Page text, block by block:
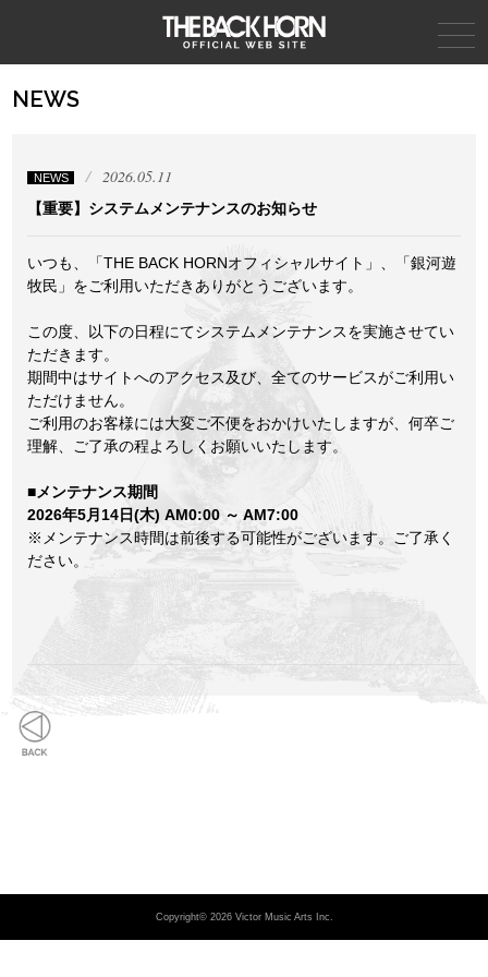
THE BACK HORN
NEWS
NEWS 2026.05.11
【重要】システムメンテナンスのお知らせ
いつも、「THE BACK HORNオフィシャルサイト」、「銀河遊
牧民」をご利用いただきありがとうございます。
この度、以下の日程にてシステムメンテナンスを実施させてい
ただきます。
期間中はサイトへのアクセス及び、全てのサービスがご利用い
ただけません。
ご利用のお客様には大変ご不便をおかけいたしますが、何卒ご
理解、ご了承の程よろしくお願いいたします。
■メンテナンス期間
2026年5月14日(木) AM0:00 ～ AM7:00
※メンテナンス時間は前後する可能性がございます。ご了承く
ださい。
Copyright© 2026 Victor Music Arts Inc.